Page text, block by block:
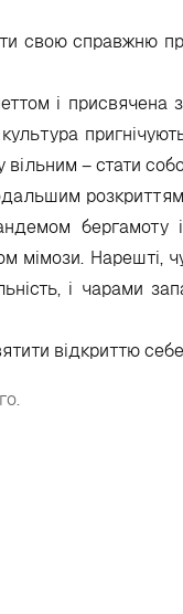
свою справжню
і
вільним – стати
мімози. Нарешті,
і чарами
відкриттю